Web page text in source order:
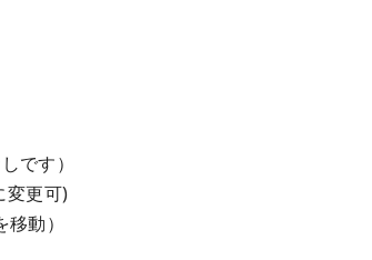
です）
変更可)
動）